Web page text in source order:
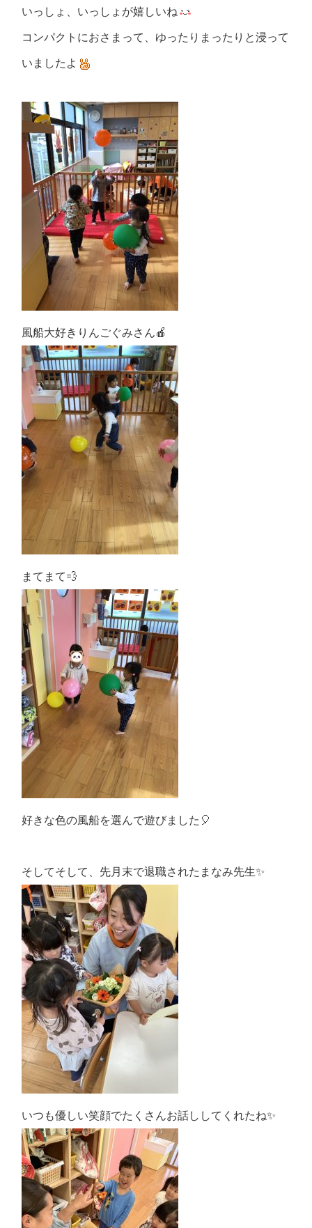
いっしょ、いっしょが嬉しいね
コンパクトにおさまって、ゆったりまったりと浸って
いましたよ
風船大好き りんごぐみさん🍎
まてまて💨
好きな色の風船を選んで遊びました🎈
そしてそして、先月末で退職されたまなみ先生✨
いつも優しい笑顔でたくさんお話ししてくれたね✨